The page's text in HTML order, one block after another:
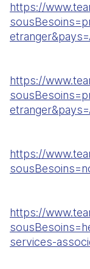
https://
https://
https://
https://
services-